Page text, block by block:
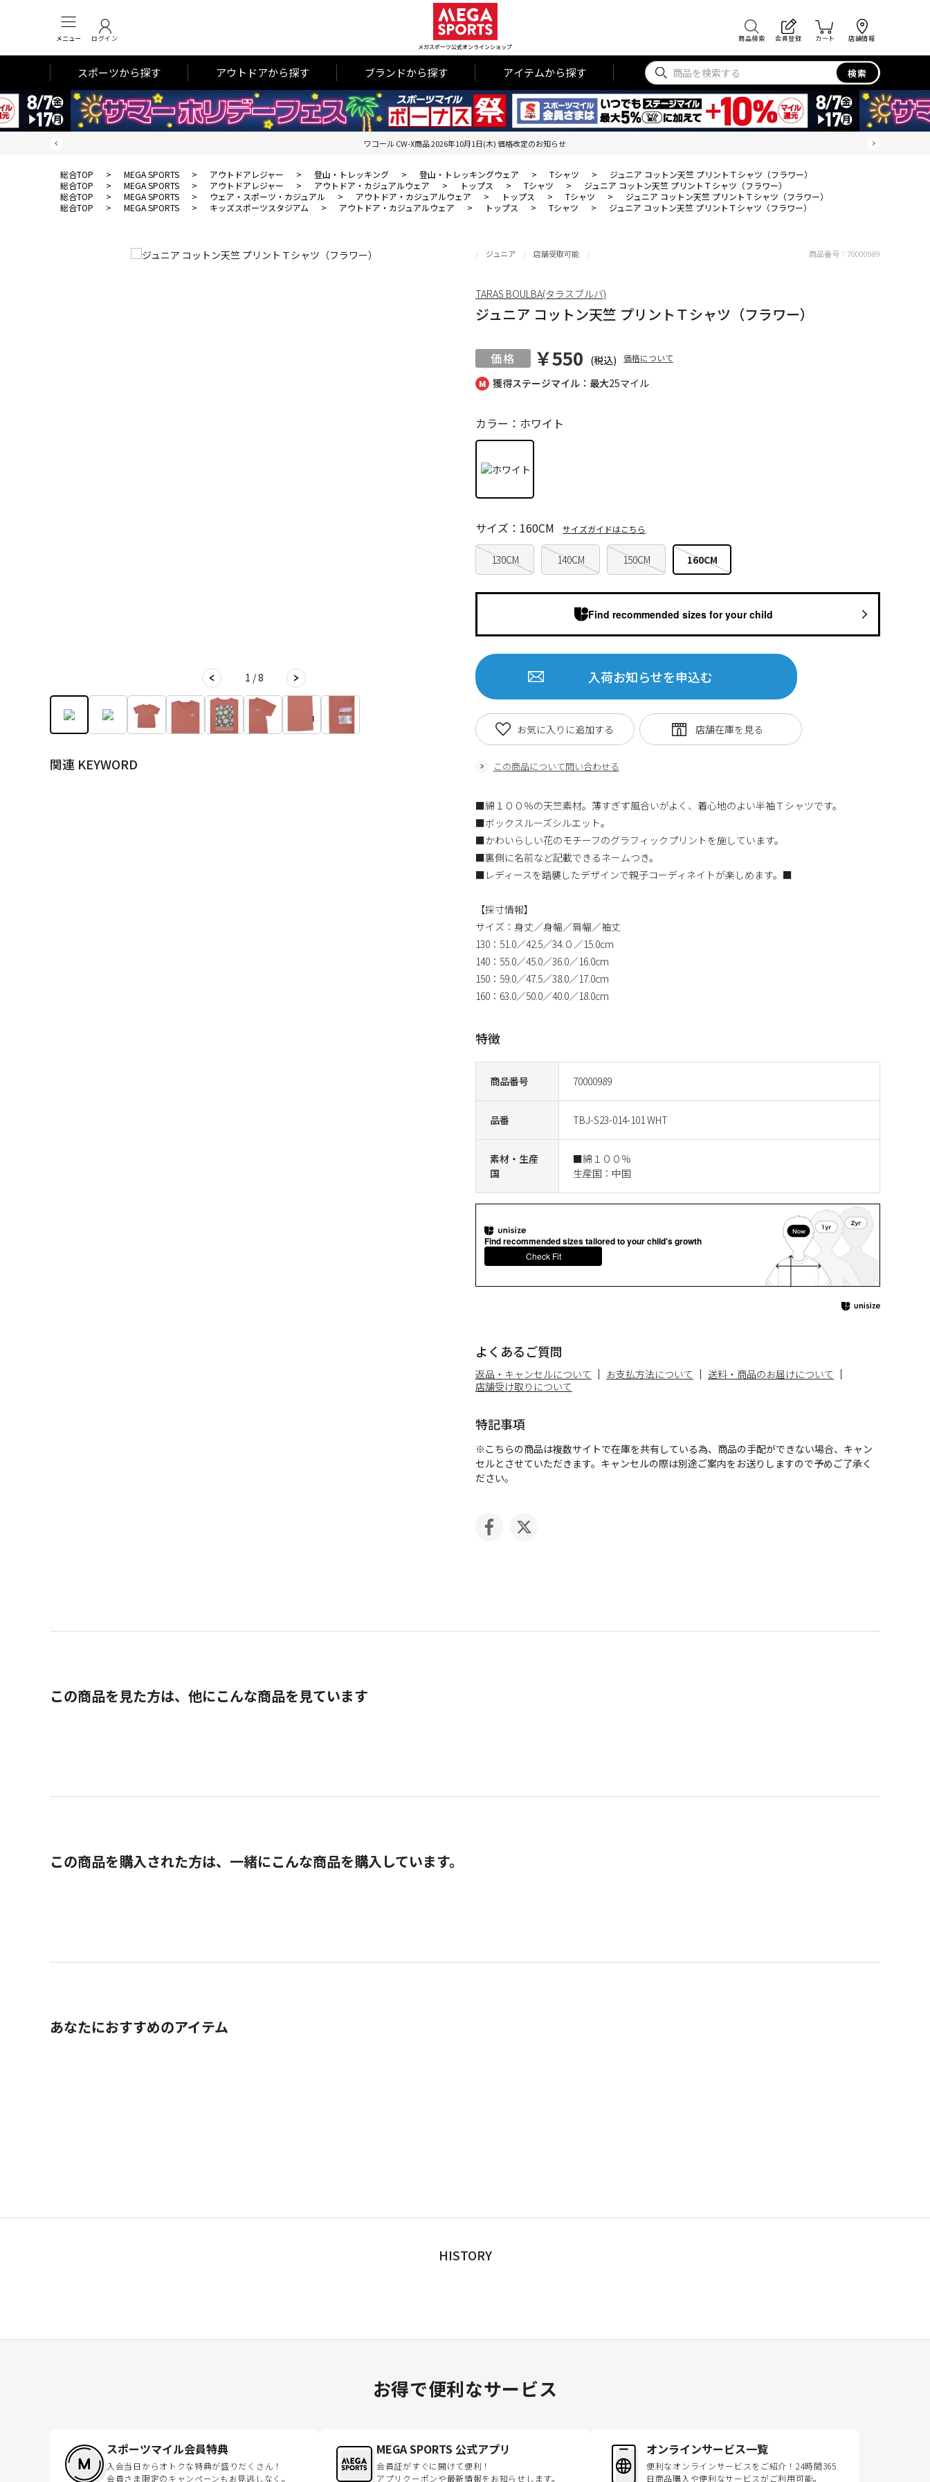
メニュー ログイン
メガスポーツ公式オンラインショップ
商品検索 会員登録 カート 店舗情報
スポーツから探す アウトドアから探す ブランドから探す アイテムから探す 検索
ワコール CW-X商品 2026年10月1日(木) 価格改定のお知らせ
総合TOP > MEGA SPORTS > アウトドアレジャー > 登山・トレッキング > 登山・トレッキングウェア > Tシャツ >
ジュニア コットン天竺 プリントＴシャツ（フラワー）
総合TOP
> MEGA SPORTS > アウトドアレジャー > アウトドア・カジュアルウェア > トップス > Tシャツ >
ジュニア コットン天竺 プリントＴシャツ（フラワー）
総合TOP
> MEGA SPORTS > ウェア・スポーツ・カジュアル > アウトドア・カジュアルウェア > トップス > Tシャツ >
ジュニア コットン天竺 プリントＴシャツ（フラワー）
総合TOP
> MEGA SPORTS > キッズスポーツスタジアム > アウトドア・カジュアルウェア > トップス > Tシャツ > ジュニア コットン天竺 プリントＴシャツ（フラワー）
1 / 8
関連 KEYWORD
獲得ステージマイル：最大25マイル
ジュニア 店舗受取可能
ジュニア コットン天竺 プリントＴシャツ（フラワー）
￥550 (税込) 価格について
商品番号 70000989
品番 TBJ-S23-014-101 WHT
素材・生産
国
■綿１００％
生産国：中国
カラー：ホワイト
130CM 140CM 150CM 160CM
サイズ：160CM サイズガイドはこちら
入荷お知らせを申込む
この商品について問い合わせる
お気に入りに追加する
商品番号： 70000989
TARAS BOULBA(タラスブルバ)
■綿１００％の天竺素材。薄すぎず風合いがよく、着心地のよい半袖Ｔシャツです。
■ボックスルーズシルエット。
■かわいらしい花のモチーフのグラフィックプリントを施しています。
■裏側に名前など記載できるネームつき。
■レディースを踏襲したデザインで親子コーディネイトが楽しめます。■
【採寸情報】
サイズ：身丈／身幅／肩幅／袖丈
130：51.0／42.5／34.０／15.0cm
140：55.0／45.0／36.0／16.0cm
150：59.0／47.5／38.0／17.0cm
160：63.0／50.0／40.0／18.0cm
特徴
よくあるご質問
返品・キャンセルについて お支払方法について
送料・商品のお届けについて
店舗受け取りについて
特記事項
※こちらの商品は複数サイトで在庫を共有している為、商品の手配ができない場合、キャン
セルとさせていただきます。キャンセルの際は別途ご案内をお送りしますので予めご了承く
ださい。
Find recommended sizes for your child
Find recommended sizes tailored to your child's growth
Check Fit
この商品を見た方は、他にこんな商品を見ています
この商品を購入された方は、一緒にこんな商品を購入しています。
あなたにおすすめのアイテム
HISTORY
お得で便利なサービス
スポーツマイル会員特典
入会当日からオトクな特典が盛りだくさん！
会員さま限定のキャンペーンもお見逃しなく。
MEGA SPORTS 公式アプリ
会員証がすぐに開けて便利！
アプリクーポンや最新情報をお知らせします。
オンラインサービス一覧
便利なオンラインサービスをご紹介！24時間365
日商品購入や便利なサービスがご利用可能。